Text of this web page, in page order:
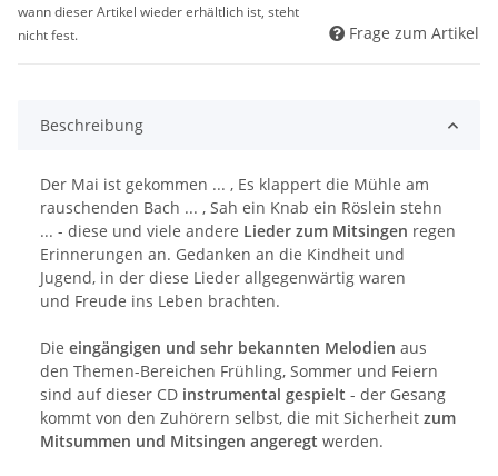
wann dieser Artikel wieder erhältlich ist, steht
nicht fest.
Frage zum Artikel
Beschreibung
Der Mai ist gekommen ... , Es klappert die Mühle am
rauschenden Bach ... , Sah ein Knab ein Röslein stehn
... - diese und viele andere Lieder zum Mitsingen regen
Erinnerungen an. Gedanken an die Kindheit und
Jugend, in der diese Lieder allgegenwärtig waren
und Freude ins Leben brachten.
Die eingängigen und sehr bekannten Melodien aus
den Themen-Bereichen Frühling, Sommer und Feiern
sind auf dieser CD instrumental gespielt - der Gesang
kommt von den Zuhörern selbst, die mit Sicherheit zum
Mitsummen und Mitsingen angeregt werden.